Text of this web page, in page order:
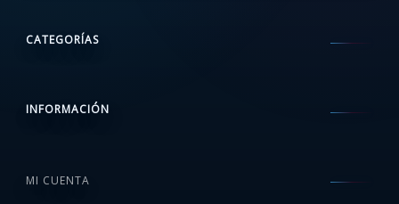
CATEGORÍAS
INFORMACIÓN
MI CUENTA